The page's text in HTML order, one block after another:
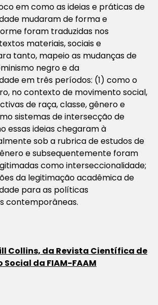
em como as ideias e práticas de
mudaram de forma e
foram traduzidas nos
materiais, sociais e
tanto, mapeio as mudanças de
negro e da
em três períodos: (1) como o
no contexto de movimento social,
de raça, classe, gênero e
sistemas de intersecção de
essas ideias chegaram à
sob a rubrica de estudos de
e subsequentemente foram
como interseccionalidade;
da legitimação acadêmica de
para as políticas
contemporâneas.
Collins, da Revista Científica de
da FIAM-FAAM